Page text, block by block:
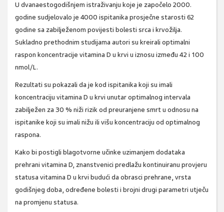
U dvanaestogodišnjem istraživanju koje je započelo 2000.
godine sudjelovalo je 4000 ispitanika prosječne starosti 62
godine sa zabilježenom povijesti bolesti srca i krvožilja.
Sukladno prethodnim studijama autori su kreirali optimalni
raspon koncentracije vitamina D u krvi u iznosu između 42 i 100
nmol/L.
Rezultati su pokazali da je kod ispitanika koji su imali
koncentraciju vitamina D u krvi unutar optimalnog intervala
zabilježen za 30 % niži rizik od preuranjene smrt u odnosu na
ispitanike koji su imali nižu ili višu koncentraciju od optimalnog
raspona.
Kako bi postigli blagotvorne učinke uzimanjem dodataka
prehrani vitamina D, znanstvenici predlažu kontinuiranu provjeru
statusa vitamina D u krvi budući da obrasci prehrane, vrsta
godišnjeg doba, određene bolesti i brojni drugi parametri utječu
na promjenu statusa.